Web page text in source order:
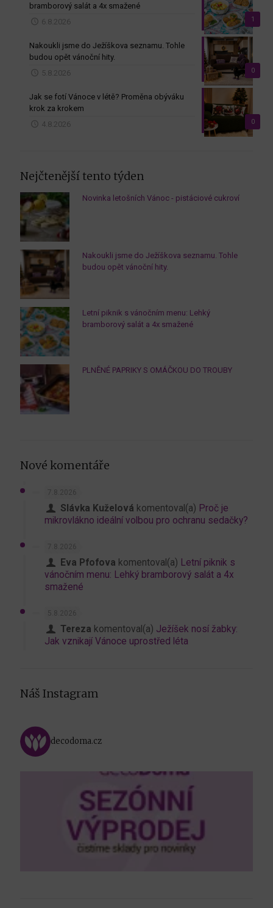
1
bramborový salát a 4x smažené
6.8.2026
0
Nakoukli jsme do Ježíškova seznamu. Tohle
budou opět vánoční hity.
5.8.2026
0
Jak se fotí Vánoce v létě? Proměna obýváku
krok za krokem
4.8.2026
Nejčtenější tento týden
Novinka letošních Vánoc - pistáciové cukroví
Nakoukli jsme do Ježíškova seznamu. Tohle
budou opět vánoční hity.
Letní piknik s vánočním menu: Lehký
bramborový salát a 4x smažené
PLNĚNÉ PAPRIKY S OMÁČKOU DO TROUBY
Nové komentáře
7.8.2026
Slávka Kuželová komentoval(a) Proč je
mikrovlákno ideální volbou pro ochranu sedačky?
7.8.2026
Eva Pfofova komentoval(a)
Letní piknik s
vánočním menu: Lehký bramborový salát a 4x
smažené
5.8.2026
Tereza komentoval(a) Ježíšek nosí žabky:
Jak vznikají Vánoce uprostřed léta
Náš Instagram
decodoma.cz